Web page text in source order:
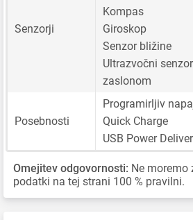
Senzorji
Kompas
Giroskop
Senzor bližine
Ultrazvočni
zaslonom
Posebnosti
Programirljiv
Quick Charge
USB Power
Omejitev odgovornosti: Ne moremo
podatki na tej strani 100 % pravilni.